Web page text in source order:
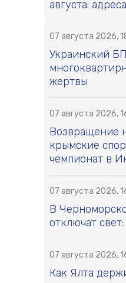
августа:
07 августа 2026,
Украинский
жертвы
07 августа 2026,
Возвращение
крымские
чемпионат в
07 августа 2026,
В
отключат
07 августа 2026,
Как Ялта